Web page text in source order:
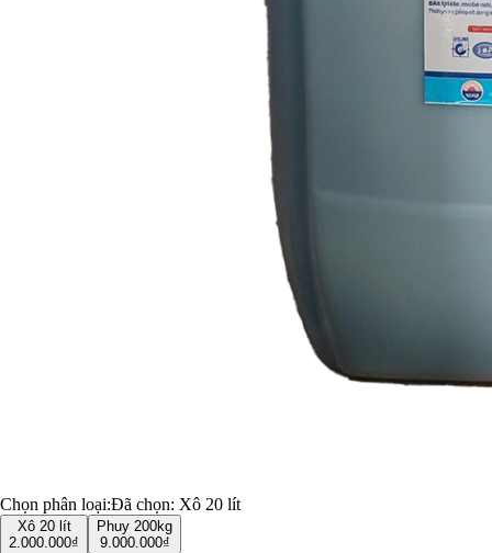
Chọn phân loại:Đã chọn: Xô 20 lít
Xô 20 lít
2.000.000₫
Phuy 200kg
9.000.000₫